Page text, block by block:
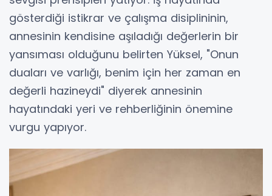
gösterdiği istikrar ve çalışma disiplininin,
annesinin kendisine aşıladığı değerlerin bir
yansıması olduğunu belirten Yüksel, "Onun
duaları ve varlığı, benim için her zaman en
değerli hazineydi" diyerek annesinin
hayatındaki yeri ve rehberliğinin önemine
vurgu yapıyor.